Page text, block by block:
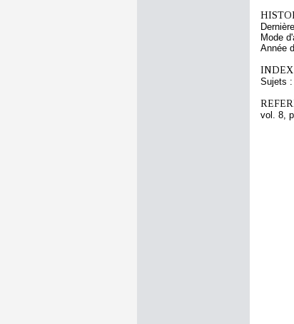
Mode
Année
INDEX
Sujets :
vol. 8,